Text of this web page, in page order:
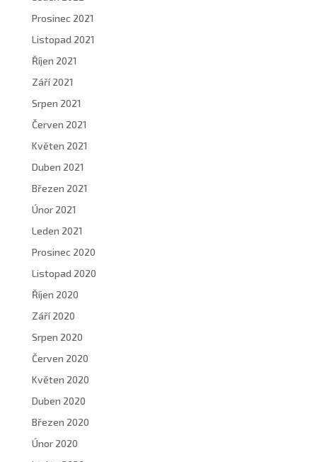
Prosinec 2021
Listopad 2021
Říjen 2021
Září 2021
Srpen 2021
Červen 2021
Květen 2021
Duben 2021
Březen 2021
Únor 2021
Leden 2021
Prosinec 2020
Listopad 2020
Říjen 2020
Září 2020
Srpen 2020
Červen 2020
Květen 2020
Duben 2020
Březen 2020
Únor 2020